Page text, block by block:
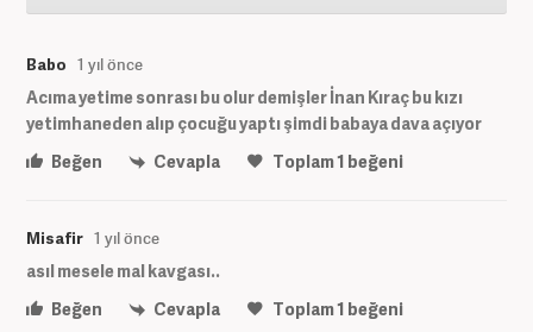
Babo 1 yıl önce
Acıma yetime sonrası bu olur demişler İnan Kıraç bu kızı
yetimhaneden alıp çocuğu yaptı şimdi babaya dava açıyor
Beğen
Cevapla Toplam1 beğeni
Misafir 1 yıl önce
asıl mesele mal kavgası..
Beğen
Cevapla Toplam1 beğeni